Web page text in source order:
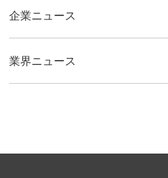
企業ニュース
業界ニュース